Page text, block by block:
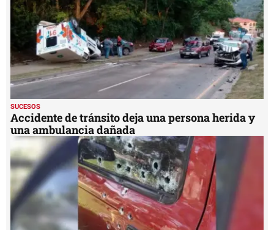
SUCESOS
Accidente de tránsito deja una persona herida y
una ambulancia dañada